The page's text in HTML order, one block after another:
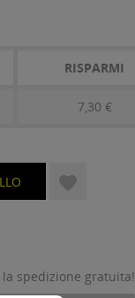
RISPARMI
7,30 €

spedizione gratuita!